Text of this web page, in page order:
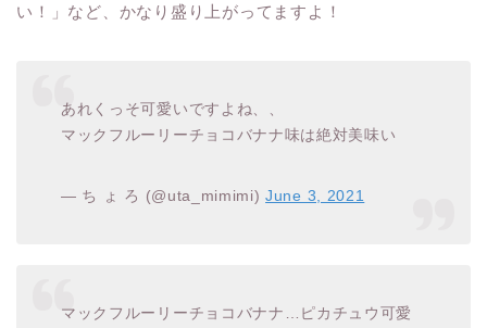
い！」など、かなり盛り上がってますよ！
あれくっそ可愛いですよね、、
マックフルーリーチョコバナナ味は絶対美味い
— ち ょ ろ (@uta_mimimi)June 3, 2021
マックフルーリーチョコバナナ…ピカチュウ可愛